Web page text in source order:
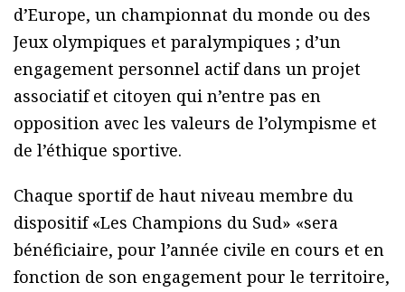
d’Europe, un championnat du monde ou des
Jeux olympiques et paralympiques ; d’un
engagement personnel actif dans un projet
associatif et citoyen qui n’entre pas en
opposition avec les valeurs de l’olympisme et
de l’éthique sportive.
Chaque sportif de haut niveau membre du
dispositif «Les Champions du Sud» «sera
bénéficiaire, pour l’année civile en cours et en
fonction de son engagement pour le territoire,